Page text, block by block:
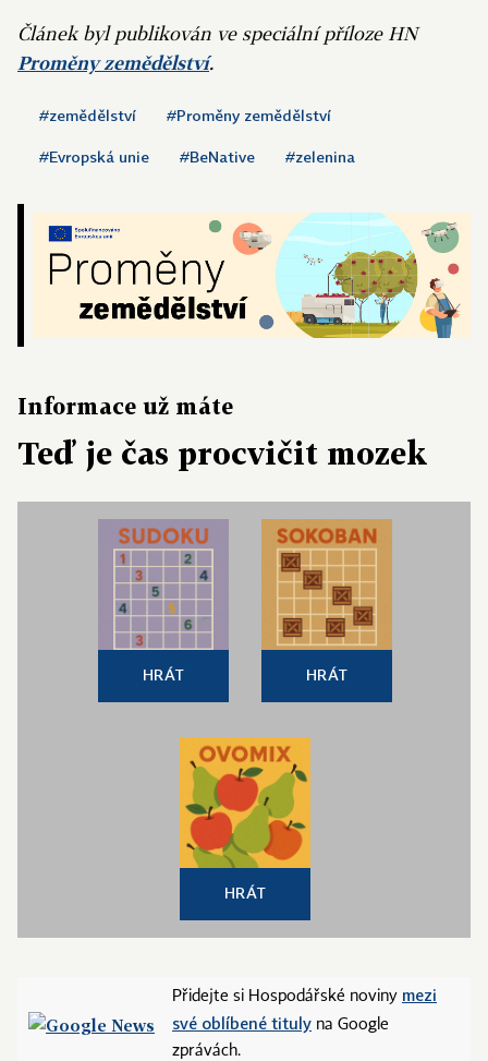
Článek byl publikován ve speciální příloze HN
Proměny zemědělství.
#zemědělství #Proměny zemědělství
#Evropská unie #BeNative #zelenina
Informace už máte
Teď je čas procvičit mozek
HRÁT HRÁT
HRÁT
Přidejte si Hospodářské noviny mezi
své oblíbené tituly na Google
zprávách.